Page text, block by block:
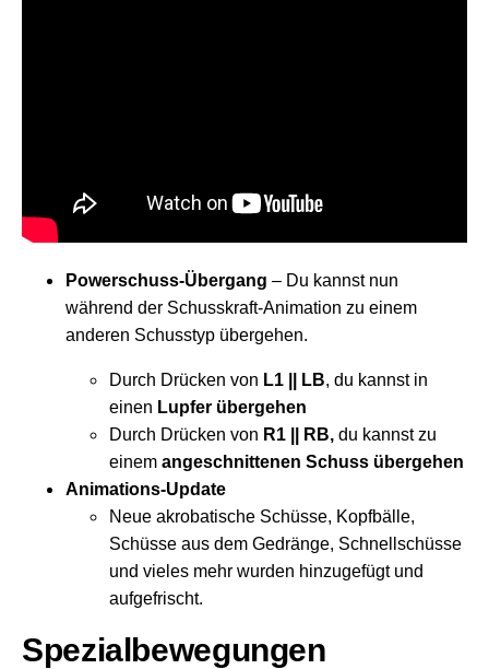
Powerschuss-Übergang – Du kannst nun
während der Schusskraft-Animation zu einem
anderen Schusstyp übergehen.
Durch Drücken von L1 || LB, du kannst in
einen Lupfer übergehen
Durch Drücken von R1 || RB, du kannst zu
einem angeschnittenen Schuss übergehen
Animations-Update
Neue akrobatische Schüsse, Kopfbälle,
Schüsse aus dem Gedränge, Schnellschüsse
und vieles mehr wurden hinzugefügt und
aufgefrischt.
Spezialbewegungen